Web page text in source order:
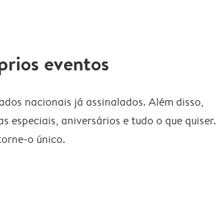
eventos
nacionais já assinalados. Além disso,
especiais, aniversários e tudo o que quiser.
o único.